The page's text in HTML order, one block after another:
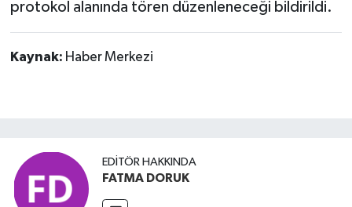
protokol alanında tören düzenleneceği bildirildi.
Kaynak: Haber Merkezi
EDITÖR HAKKINDA
FATMA DORUK